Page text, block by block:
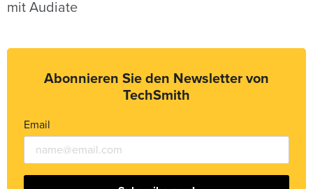
mit Audiate
Abonnieren Sie den Newsletter von
TechSmith
Email